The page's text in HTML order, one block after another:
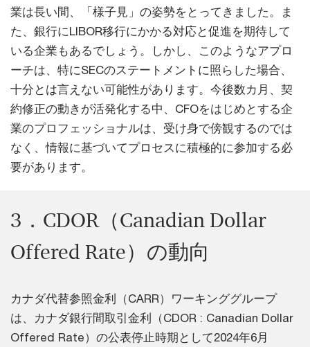
業は長い間、「様子見」の姿勢をとってきました。ま
た、銀行にLIBOR移行にかかる対応と促進を期待して
いる企業もあるでしょう。しかし、このようなアプロ
ーチは、特にSECのステートメントに照らした場合、
十分とは言えない可能性があります。今後数カ月、契
約修正の動きが活発化する中、CFOをはじめとする企
業のプロフェッショナルは、受け身で傍観するのでは
なく、情報に基づいてプロセスに積極的に参加する必
要があります。
3．CDOR（Canadian Dollar
Offered Rate）の動向
カナダ代替参照金利（CARR）ワーキンググループ
は、カナダ銀行間取引金利（CDOR : Canadian Dollar
Offered Rate）の公表停止時期として2024年6月